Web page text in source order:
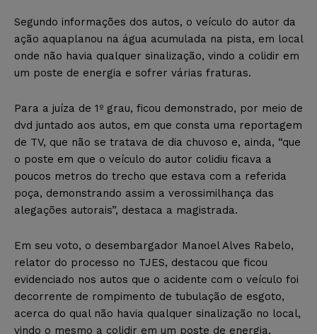
Segundo informações dos autos, o veículo do autor da
ação aquaplanou na água acumulada na pista, em local
onde não havia qualquer sinalização, vindo a colidir em
um poste de energia e sofrer várias fraturas.
Para a juíza de 1º grau, ficou demonstrado, por meio de
dvd juntado aos autos, em que consta uma reportagem
de TV, que não se tratava de dia chuvoso e, ainda, “que
o poste em que o veículo do autor colidiu ficava a
poucos metros do trecho que estava com a referida
poça, demonstrando assim a verossimilhança das
alegações autorais”, destaca a magistrada.
Em seu voto, o desembargador Manoel Alves Rabelo,
relator do processo no TJES, destacou que ficou
evidenciado nos autos que o acidente com o veículo foi
decorrente de rompimento de tubulação de esgoto,
acerca do qual não havia qualquer sinalização no local,
vindo o mesmo a colidir em um poste de energia,